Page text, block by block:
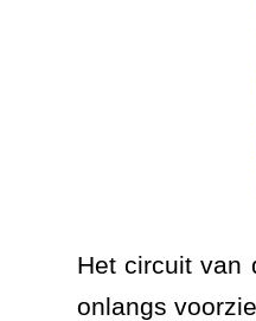
Het circuit van
onlangs